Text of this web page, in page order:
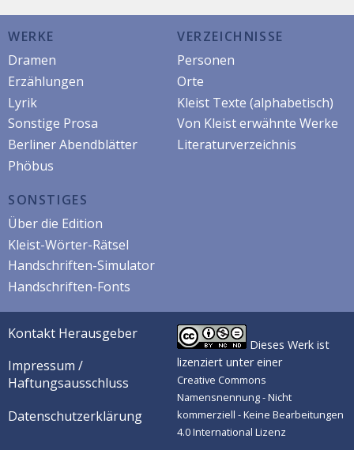
WERKE
Dramen
Erzählungen
Lyrik
Sonstige Prosa
Berliner Abendblätter
Phöbus
VERZEICHNISSE
Personen
Orte
Kleist Texte (alphabetisch)
Von Kleist erwähnte Werke
Literaturverzeichnis
SONSTIGES
Über die Edition
Kleist-Wörter-Rätsel
Handschriften-Simulator
Handschriften-Fonts
Kontakt Herausgeber
Impressum /
Haftungsausschluss
Datenschutzerklärung
Dieses Werk ist
lizenziert unter einer
Creative Commons
Namensnennung - Nicht
kommerziell - Keine Bearbeitungen
4.0 International Lizenz